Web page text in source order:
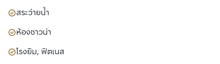
สระว่ายน้ำ
ห้องซาวน่า
โรงยิม, ฟิตเนส